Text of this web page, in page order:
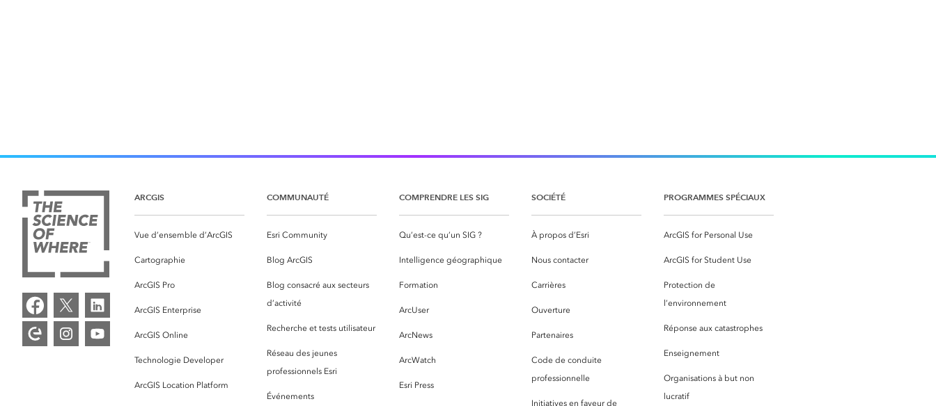
ARCGIS
Vue d’ensemble d’ArcGIS
Cartographie
ArcGIS Pro
ArcGIS Enterprise
ArcGIS Online
Technologie Developer
ArcGIS Location Platform
COMMUNAUTÉ
Esri Community
Blog ArcGIS
Blog consacré aux secteurs
d’activité
Recherche et tests utilisateur
Réseau des jeunes
professionnels Esri
Événements
COMPRENDRE LES SIG
Qu’est-ce qu’un SIG ?
Intelligence géographique
Formation
ArcUser
ArcNews
ArcWatch
Esri Press
SOCIÉTÉ
À propos d’Esri
Nous contacter
Carrières
Ouverture
Partenaires
Code de conduite
professionnelle
Initiatives en faveur de
PROGRAMMES SPÉCIAUX
ArcGIS for Personal Use
ArcGIS for Student Use
Protection de
l’environnement
Réponse aux catastrophes
Enseignement
Organisations à but non
lucratif